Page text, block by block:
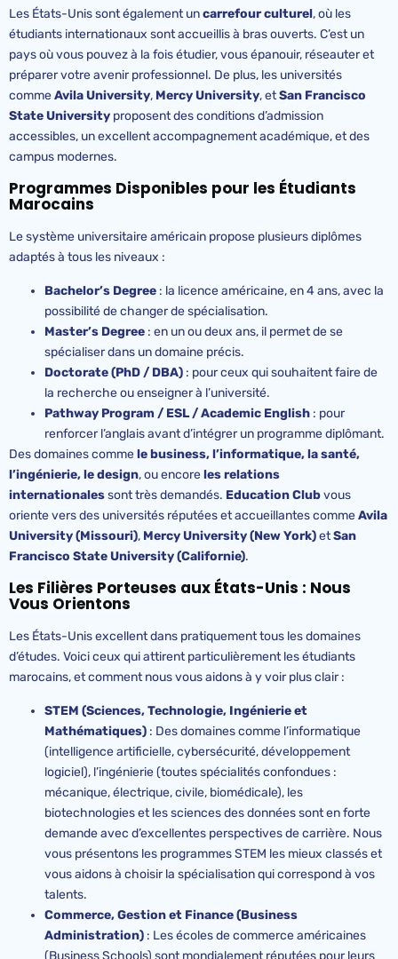
Les États-Unis sont également uncarrefour culturel, où les
étudiants internationaux sont accueillis à bras ouverts. C’est un
pays où vous pouvez à la fois étudier, vous épanouir, réseauter et
préparer votre avenir professionnel. De plus, les universités
commeAvila University, Mercy University, etSan Francisco
State University proposent des conditions d’admission
accessibles, un excellent accompagnement académique, et des
campus modernes.
Programmes Disponibles pour les Étudiants
Marocains
Le système universitaire américain propose plusieurs diplômes
adaptés à tous les niveaux :
Bachelor’s Degree : la licence américaine, en 4 ans, avec la
possibilité de changer de spécialisation.
Master’s Degree : en un ou deux ans, il permet de se
spécialiser dans un domaine précis.
Doctorate(PhD / DBA) : pour ceux qui souhaitent faire de
la recherche ou enseigner à l’université.
Pathway Program / ESL / Academic English : pour
renforcer l’anglais avant d’intégrer un programme diplômant.
Des domaines commele business, l’informatique, la santé,
l’ingénierie, le design, ou encoreles relations
internationalessont très demandés. EducationClubvous
oriente vers des universités réputées et accueillantes commeAvila
University(Missouri), Mercy University(New York)etSan
Francisco State University(Californie).
Les Filières Porteuses aux États-Unis : Nous
Vous Orientons
Les États-Unis excellent dans pratiquement tous les domaines
d’études. Voici ceux qui attirent particulièrement les étudiants
marocains, et comment nous vous aidons à y voir plus clair :
STEM (Sciences, Technologie, Ingénierie et
Mathématiques) : Des domaines comme l’informatique
(intelligence artificielle, cybersécurité, développement
logiciel), l’ingénierie (toutes spécialités confondues :
mécanique, électrique, civile, biomédicale), les
biotechnologies et les sciences des données sont en forte
demande avec d’excellentes perspectives de carrière. Nous
vous présentons les programmes STEM les mieux classés et
vous aidons à choisir la spécialisation qui correspond à vos
talents.
Commerce, Gestion et Finance (Business
Administration) : Les écoles de commerce américaines
(Business Schools) sont mondialement réputées pour leurs